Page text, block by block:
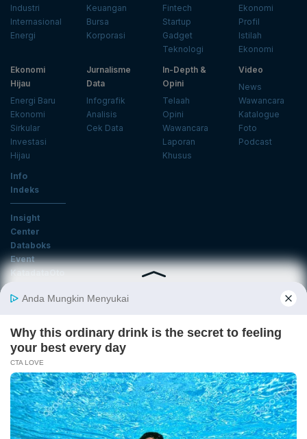
Industri
Internasional
Energi
Keuangan
Bursa
Korporasi
Fintech
Startup
Gadget
Teknologi
Ekonomi
Profil
Istilah
Ekonomi
Ekonomi
Hijau
Energi Baru
Ekonomi
Sirkular
Investasi
Hijau
Jurnalisme
Data
Infografik
Analisis
Cek Data
In-Depth &
Opini
Telaah
Opini
Wawancara
Laporan
Khusus
Video
News
Wawancara
Katalogue
Foto
Podcast
Info
Indeks
Insight
Center
Databoks
Event
KatadataOto
Email
Daftar
Tentang Katadata Advertising Karier
Pedoman Media Siber